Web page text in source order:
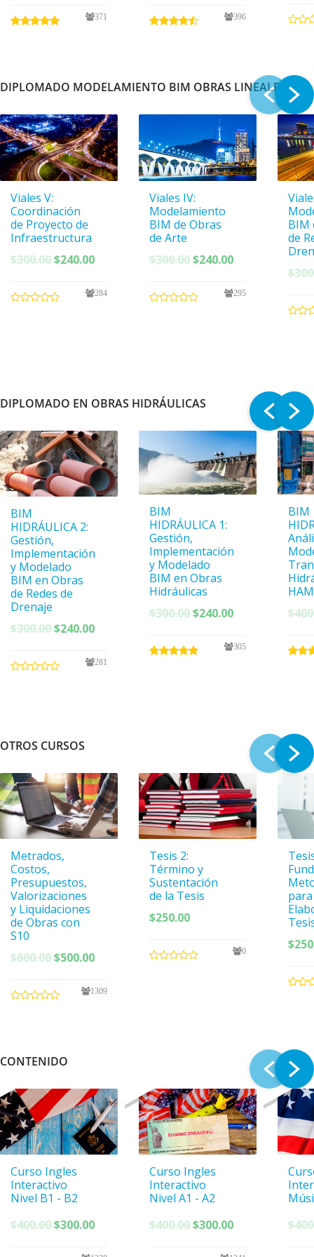
original
era:
actual
371
original
era:
actual
396
DIPLOMADO MODELAMIENTO BIM OBRAS LINEALES
Viales V:
Coordinación
de Proyecto de
Infraestructura
$300.00El
original
era:
$240.00El
actual
284
Viales IV:
Modelamiento
BIM de Obras
de Arte
$300.00El
original
era:
$240.00El
actual
295
BIM
de
$
DIPLOMADO EN OBRAS HIDRÁULICAS
BIM
HIDRÁULICA 2:
Gestión,
Implementación
y Modelado
BIM en Obras
de Redes de
Drenaje
$300.00El
original
era:
$240.00El
actual
281
BIM
HIDRÁULICA 1:
Gestión,
Implementación
y Modelado
BIM en Obras
Hidráulicas
$300.00El
original
era:
$240.00El
actual
305
BIM
$
OTROS CURSOS
Metrados,
Costos,
Presupuestos,
Valorizaciones
y Liquidaciones
de Obras con
S10
$600.00El
original
era:
$500.00El
actual
1309
Tesis 2:
Término y
Sustentación
de la Tesis
$250.00
0
$
CONTENIDO
Curso Ingles
Interactivo
Nivel B1 - B2
$400.00El
$300.00El
Curso Ingles
Interactivo
Nivel A1 - A2
$400.00El
$300.00El
$